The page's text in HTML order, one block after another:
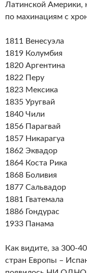
Латинской Америки,
по махинациям с
1811 Венесуэла
1819 Колумбия
1820 Аргентина
1822 Перу
1823 Мексика
1835 Уругвай
1840 Чили
1856 Парагвай
1857 Никарагуа
1862 Эквадор
1864 Коста Рика
1868 Боливия
1877 Сальвадор
1881 Гватемала
1886 Гондурас
1933 Панама
Как видите, за 300-
стран Европы –